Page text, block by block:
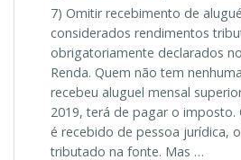
7) Omitir recebimento de
considerados rendimentos
obrigatoriamente declarados
Renda. Quem não tem
recebeu aluguel mensal
2019, terá de pagar o imposto.
é recebido de pessoa jurídica,
tributado na fonte. Mas …